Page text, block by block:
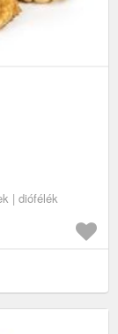
| diófélék